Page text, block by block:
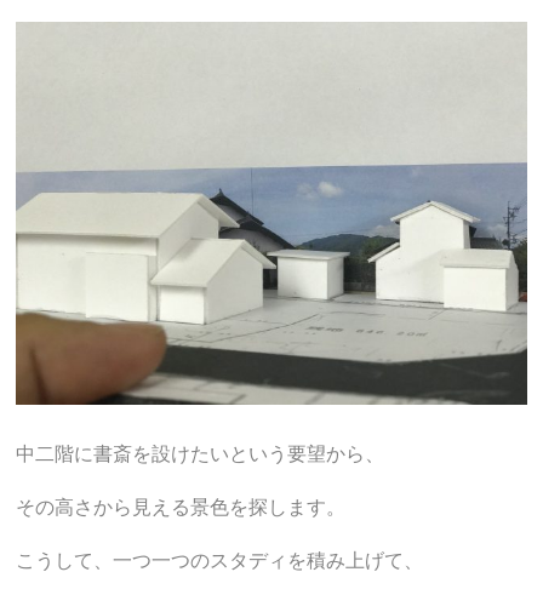
中二階に書斎を設けたいという要望から、
その高さから見える景色を探します。
こうして、一つ一つのスタディを積み上げて、